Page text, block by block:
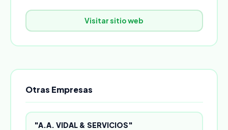
Visitar sitio web
Otras Empresas
"A.A. VIDAL & SERVICIOS"